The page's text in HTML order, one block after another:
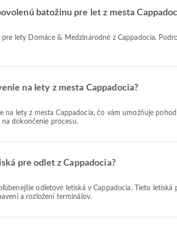
batožinu pre let z mesta
na lety z mesta Cappadocia?
dokončenie procesu.
pre odlet z Cappadocia?
odletové letiská v Cappadocia. Tieto
a rozložení terminálov.